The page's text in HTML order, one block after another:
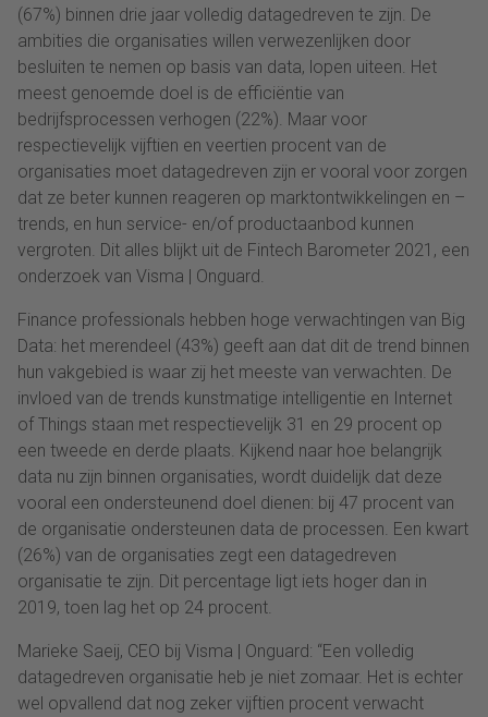
(67%) binnen drie jaar volledig datagedreven te zijn. De
ambities die organisaties willen verwezenlijken door
besluiten te nemen op basis van data, lopen uiteen. Het
meest genoemde doel is de efficiëntie van
bedrijfsprocessen verhogen (22%). Maar voor
respectievelijk vijftien en veertien procent van de
organisaties moet datagedreven zijn er vooral voor zorgen
dat ze beter kunnen reageren op marktontwikkelingen en –
trends, en hun service- en/of productaanbod kunnen
vergroten. Dit alles blijkt uit de Fintech Barometer 2021, een
onderzoek van Visma | Onguard.
Finance professionals hebben hoge verwachtingen van Big
Data: het merendeel (43%) geeft aan dat dit de trend binnen
hun vakgebied is waar zij het meeste van verwachten. De
invloed van de trends kunstmatige intelligentie en Internet
of Things staan met respectievelijk 31 en 29 procent op
een tweede en derde plaats. Kijkend naar hoe belangrijk
data nu zijn binnen organisaties, wordt duidelijk dat deze
vooral een ondersteunend doel dienen: bij 47 procent van
de organisatie ondersteunen data de processen. Een kwart
(26%) van de organisaties zegt een datagedreven
organisatie te zijn. Dit percentage ligt iets hoger dan in
2019, toen lag het op 24 procent.
Marieke Saeij, CEO bij Visma | Onguard: “Een volledig
datagedreven organisatie heb je niet zomaar. Het is echter
wel opvallend dat nog zeker vijftien procent verwacht